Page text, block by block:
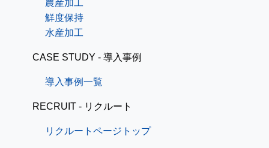
農産加工
鮮度保持
水産加工
CASE STUDY - 導入事例
導入事例一覧
RECRUIT - リクルート
リクルートページトップ